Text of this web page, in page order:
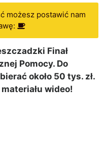
możesz postawić nam
Finał
Pomocy. Do
około 50 tys. zł.
wideo!